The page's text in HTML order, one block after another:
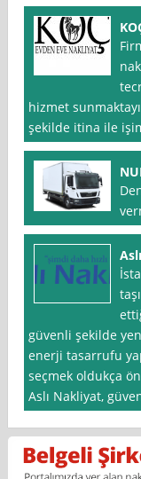
hizmet
şekilde itina ile
güvenli şekilde
enerji tasarrufu
seçmek oldukça
Aslı Nakliyat,